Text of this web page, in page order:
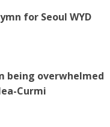
for Seoul WYD
being overwhelmed
Curmi